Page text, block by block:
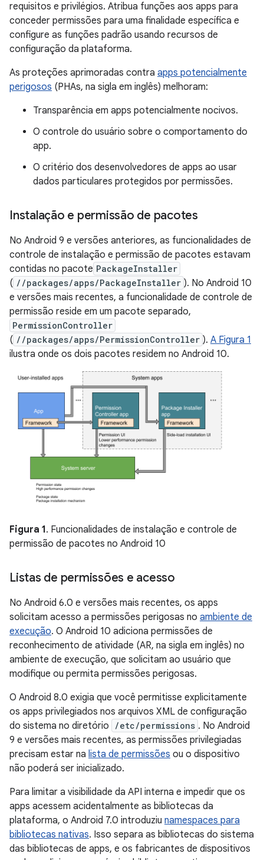
requisitos e privilégios. Atribua funções aos apps para
conceder permissões para uma finalidade específica e
configure as funções padrão usando recursos de
configuração da plataforma.
As proteções aprimoradas contra apps potencialmente
perigosos (PHAs, na sigla em inglês) melhoram:
Transparência em apps potencialmente nocivos.
O controle do usuário sobre o comportamento do
app.
O critério dos desenvolvedores de apps ao usar
dados particulares protegidos por permissões.
Instalação e permissão de pacotes
No Android 9 e versões anteriores, as funcionalidades de
controle de instalação e permissão de pacotes estavam
contidas no pacote PackageInstaller
( //packages/apps/PackageInstaller ). No Android 10
e versões mais recentes, a funcionalidade de controle de
permissão reside em um pacote separado,
PermissionController
( //packages/apps/PermissionController ). A Figura 1
ilustra onde os dois pacotes residem no Android 10.
Figura 1. Funcionalidades de instalação e controle de
permissão de pacotes no Android 10
Listas de permissões e acesso
No Android 6.0 e versões mais recentes, os apps
solicitam acesso a permissões perigosas no ambiente de
execução. O Android 10 adiciona permissões de
reconhecimento de atividade (AR, na sigla em inglês) no
ambiente de execução, que solicitam ao usuário que
modifique ou permita permissões perigosas.
O Android 8.0 exigia que você permitisse explicitamente
os apps privilegiados nos arquivos XML de configuração
do sistema no diretório
/etc/permissions . No Android
9 e versões mais recentes, as permissões privilegiadas
precisam estar na lista de permissões ou o dispositivo
não poderá ser inicializado.
Para limitar a visibilidade da API interna e impedir que os
apps acessem acidentalmente as bibliotecas da
plataforma, o Android 7.0 introduziu namespaces para
bibliotecas nativas. Isso separa as bibliotecas do sistema
das bibliotecas de apps, e os fabricantes de dispositivos